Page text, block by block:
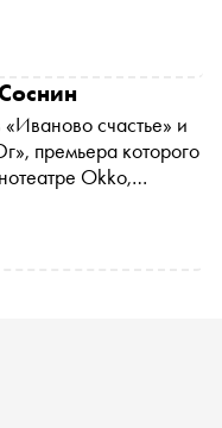
не мечтал о
почему не может
нужен уютный
история
счастье» и
премьера которого
Okko,
свой день